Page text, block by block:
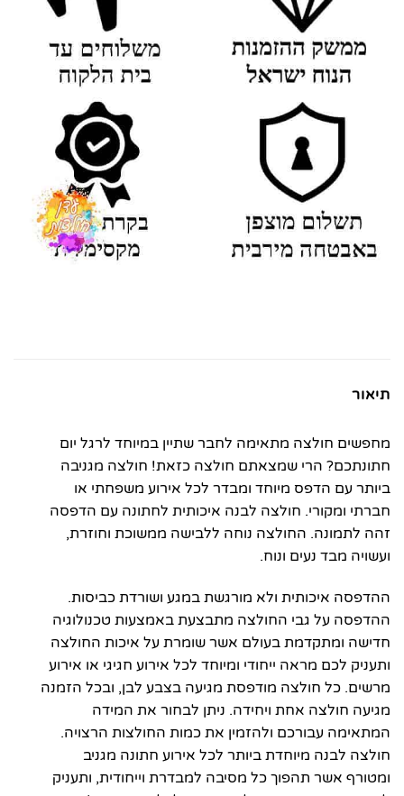
תיאור
מחפשים חולצה מתאימה לחבר שתיין במיוחד לרגל יום
חתונתכם? הרי שמצאתם חולצה כזאת! חולצה מגניבה
ביותר עם הדפס מיוחד ומבדר לכל אירוע משפחתי או
חברתי ומקורי. חולצה לבנה איכותית לחתונה עם הדפסה
זהה לתמונה. החולצה נוחה ללבישה ממשוכת וחוזרת,
ועשויה מבד נעים ונוח.
ההדפסה איכותית ולא מורגשת במגע ושורדת כביסות.
ההדפסה על גבי החולצה מתבצעת באמצעות טכנולוגיה
חדישה ומתקדמת בעולם אשר שומרת על איכות החולצה
ותעניק לכם מראה ייחודי ומיוחד לכל אירוע חגיגי או אירוע
מרשים. כל חולצה מודפסת מגיעה בצבע לבן, ובכל הזמנה
מגיעה חולצה אחת ויחידה. ניתן לבחור את המידה
המתאימה עבורכם ולהזמין את כמות החולצות הרצויה.
חולצה לבנה מיוחדת ביותר לכל אירוע חתונה מגניב
ומטורף אשר תהפוך כל מסיבה למבדרת וייחודית, ותעניק